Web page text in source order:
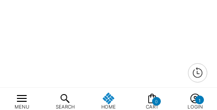
MENU SEARCH HOME
0
CART LOGIN